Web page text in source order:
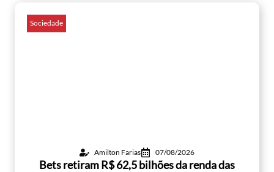
Sociedade
Amilton Farias 07/08/2026
Bets retiram R$ 62,5 bilhões da renda das